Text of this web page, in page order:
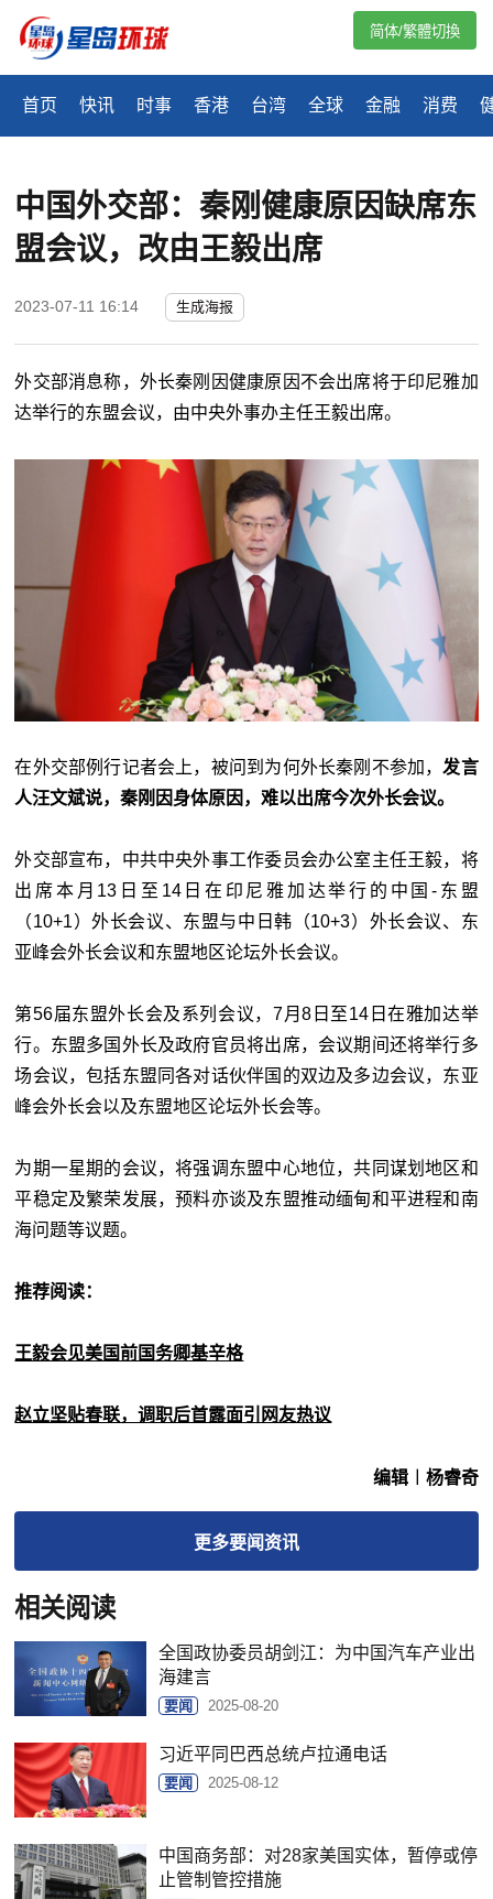
首页 快讯 时事 香港 台湾 全球 金融 消费
简体/繁體切換
中国外交部：秦刚健康原因缺席东
盟会议，改由王毅出席
2023-07-11 16:14 生成海报
外交部消息称，外长秦刚因健康原因不会出席将于印尼雅加
达举行的东盟会议，由中央外事办主任王毅出席。
在外交部例行记者会上，被问到为何外长秦刚不参加，发言
人汪文斌说，秦刚因身体原因，难以出席今次外长会议。
外交部宣布，中共中央外事工作委员会办公室主任王毅，将
出席本月13日至14日在印尼雅加达举行的中国-东盟
（10+1）外长会议、东盟与中日韩（10+3）外长会议、东
亚峰会外长会议和东盟地区论坛外长会议。
第56届东盟外长会及系列会议，7月8日至14日在雅加达举
行。东盟多国外长及政府官员将出席，会议期间还将举行多
场会议，包括东盟同各对话伙伴国的双边及多边会议，东亚
峰会外长会以及东盟地区论坛外长会等。
为期一星期的会议，将强调东盟中心地位，共同谋划地区和
平稳定及繁荣发展，预料亦谈及东盟推动缅甸和平进程和南
海问题等议题。
推荐阅读：
王毅会见美国前国务卿基辛格
赵立坚贴春联，调职后首露面引网友热议
编辑︱杨睿奇
更多要闻资讯
相关阅读
全国政协委员胡剑江：为中国汽车产业出
海建言
要闻 2025-08-20
习近平同巴西总统卢拉通电话
要闻 2025-08-12
中国商务部：对28家美国实体，暂停或停
止管制管控措施